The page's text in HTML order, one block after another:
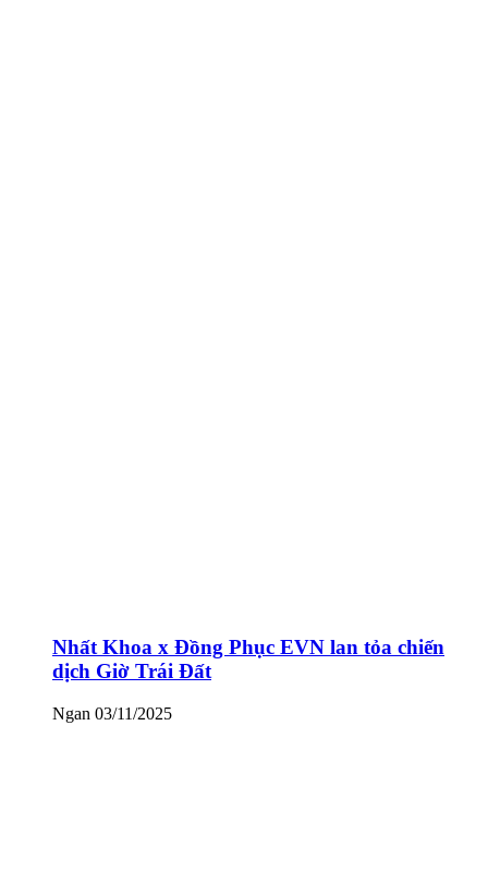
Nhất Khoa x Đồng Phục EVN lan tỏa chiến
dịch Giờ Trái Đất
Ngan 03/11/2025